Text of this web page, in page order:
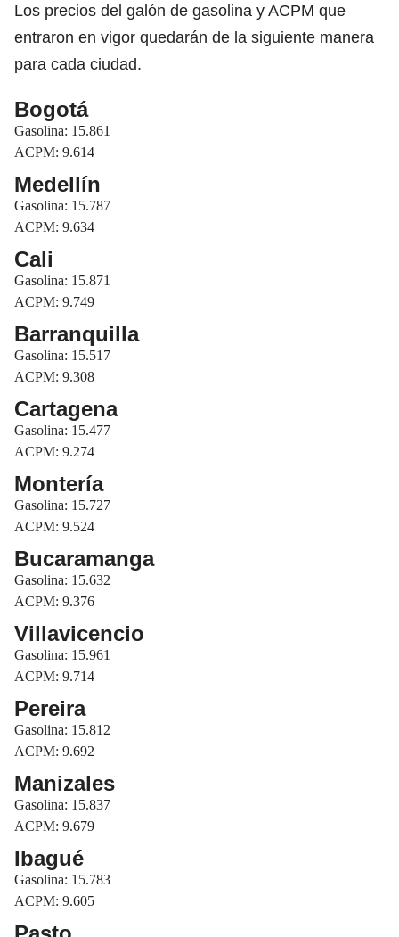
Los precios del galón de gasolina y ACPM que
entraron en vigor quedarán de la siguiente manera
para cada ciudad.
Bogotá
Gasolina: 15.861
ACPM: 9.614
Medellín
Gasolina: 15.787
ACPM: 9.634
Cali
Gasolina: 15.871
ACPM: 9.749
Barranquilla
Gasolina: 15.517
ACPM: 9.308
Cartagena
Gasolina: 15.477
ACPM: 9.274
Montería
Gasolina: 15.727
ACPM: 9.524
Bucaramanga
Gasolina: 15.632
ACPM: 9.376
Villavicencio
Gasolina: 15.961
ACPM: 9.714
Pereira
Gasolina: 15.812
ACPM: 9.692
Manizales
Gasolina: 15.837
ACPM: 9.679
Ibagué
Gasolina: 15.783
ACPM: 9.605